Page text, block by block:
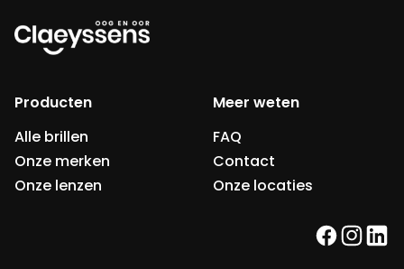
Producten
Alle brillen
Onze merken
Onze lenzen
Meer weten
FAQ
Contact
Onze locaties
facebook